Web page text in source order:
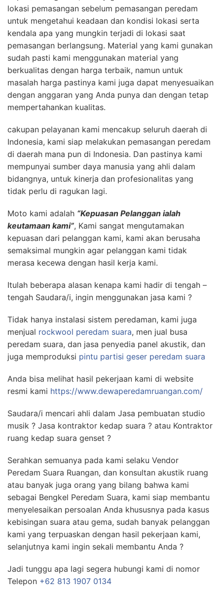
lokasi pemasangan sebelum pemasangan peredam
untuk mengetahui keadaan dan kondisi lokasi serta
kendala apa yang mungkin terjadi di lokasi saat
pemasangan berlangsung. Material yang kami gunakan
sudah pasti kami menggunakan material yang
berkualitas dengan harga terbaik, namun untuk
masalah harga pastinya kami juga dapat menyesuaikan
dengan anggaran yang Anda punya dan dengan tetap
mempertahankan kualitas.
cakupan pelayanan kami mencakup seluruh daerah di
Indonesia, kami siap melakukan pemasangan peredam
di daerah mana pun di Indonesia. Dan pastinya kami
mempunyai sumber daya manusia yang ahli dalam
bidangnya, untuk kinerja dan profesionalitas yang
tidak perlu di ragukan lagi.
Moto kami adalah “Kepuasan Pelanggan ialah
keutamaan kami”, Kami sangat mengutamakan
kepuasan dari pelanggan kami, kami akan berusaha
semaksimal mungkin agar pelanggan kami tidak
merasa kecewa dengan hasil kerja kami.
Itulah beberapa alasan kenapa kami hadir di tengah –
tengah Saudara/i, ingin menggunakan jasa kami ?
Tidak hanya instalasi sistem peredaman, kami juga
menjual rockwool peredam suara, men jual busa
peredam suara, dan jasa penyedia panel akustik, dan
juga memproduksi pintu partisi geser peredam suara
Anda bisa melihat hasil pekerjaan kami di website
resmi kami https://www.dewaperedamruangan.com/
Saudara/i mencari ahli dalam Jasa pembuatan studio
musik ? Jasa kontraktor kedap suara ? atau Kontraktor
ruang kedap suara genset ?
Serahkan semuanya pada kami selaku Vendor
Peredam Suara Ruangan, dan konsultan akustik ruang
atau banyak juga orang yang bilang bahwa kami
sebagai Bengkel Peredam Suara, kami siap membantu
menyelesaikan persoalan Anda khususnya pada kasus
kebisingan suara atau gema, sudah banyak pelanggan
kami yang terpuaskan dengan hasil pekerjaan kami,
selanjutnya kami ingin sekali membantu Anda ?
Jadi tunggu apa lagi segera hubungi kami di nomor
Telepon +62 813 1907 0134